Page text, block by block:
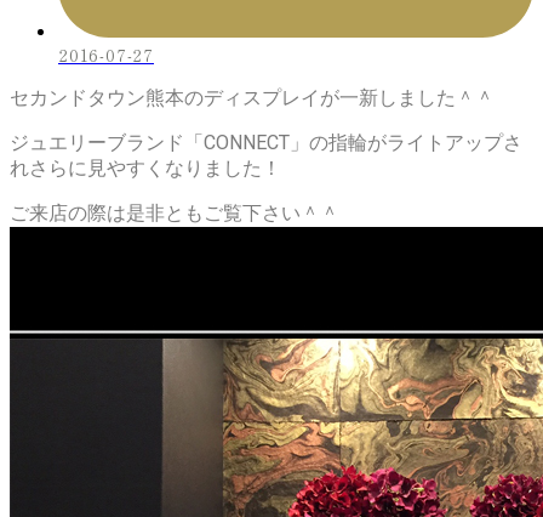
2016-07-27
セカンドタウン熊本のディスプレイが一新しました＾＾
ジュエリーブランド「CONNECT」の指輪がライトアップさ
れさらに見やすくなりました！
ご来店の際は是非ともご覧下さい＾＾